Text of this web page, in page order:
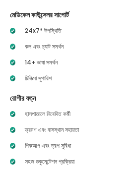
মেডিকেল কাউন্সেলর সাপোর্ট
24x7* উপস্থিতি
কল এবং চ্যাট সমর্থন
14+ ভাষা সমর্থন
চিকিত্সা সুপারিশ
রোগীর যত্ন
হাসপাতালে নিবেদিত কর্মী
ভ্রমণ এবং বাসস্থান সহায়তা
পিকআপ এবং ড্রপ সুবিধা
সহজ ডকুমেন্টেশন প্রক্রিয়া